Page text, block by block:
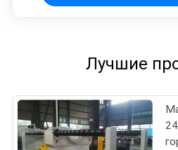
Лучшие